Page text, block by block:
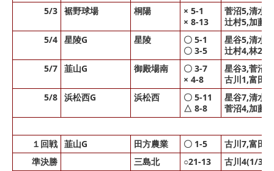
5/3 裾野球場 桐陽
× 5-1
× 8-13
菅沼5,清水
辻村5,加藤
5/4 星陵G 星陵
〇 5-1
〇 3-5
星谷5,清水
辻村4,林2,
5/7 韮山G 御殿場南
〇 3-7
× 4-8
星谷3,菅沼
古川1,富田
5/8 浜松西G 浜松西
〇 5-11
△ 8-8
星谷7,清水
菅沼4,加藤
１回戦 韮山G 田方農業 〇 1-5
古川7,富田
準決勝
三島北 ○21-13
古川4(1/3),